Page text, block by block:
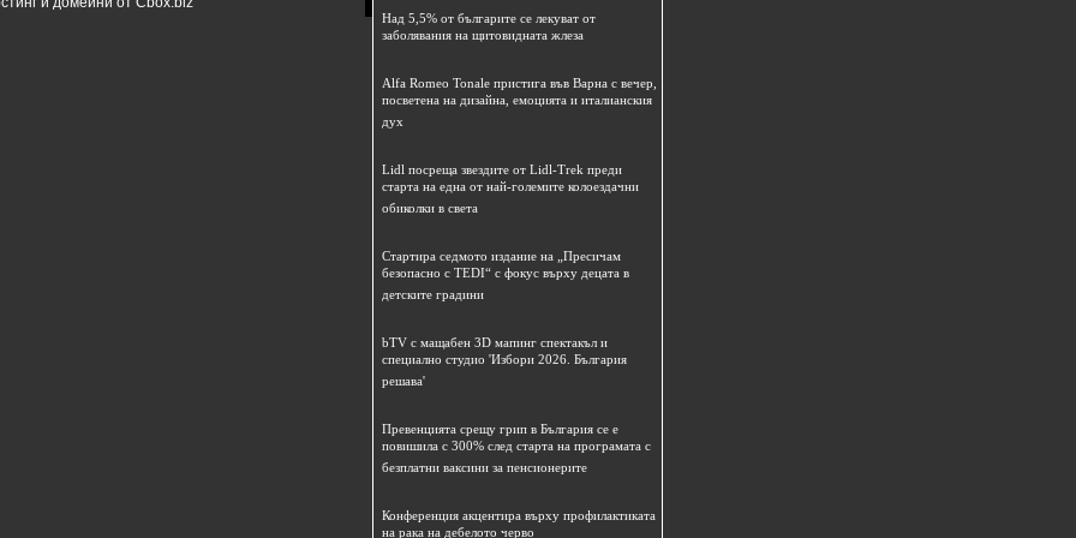
Над 5,5% от българите се лекуват от
заболявания на щитовидната жлеза
Alfa Romeo Tonale пристига във Варна с вечер,
посветена на дизайна, емоцията и италианския
дух
Lidl посреща звездите от Lidl-Trek преди
старта на една от най-големите колоездачни
обиколки в света
Стартира седмото издание на „Пресичам
безопасно с TEDI“ с фокус върху децата в
детските градини
bTV с мащабен 3D мапинг спектакъл и
специално студио 'Избори 2026. България
решава'
Превенцията срещу грип в България се е
повишила с 300% след старта на програмата с
безплатни ваксини за пенсионерите
Конференция акцентира върху профилактиката